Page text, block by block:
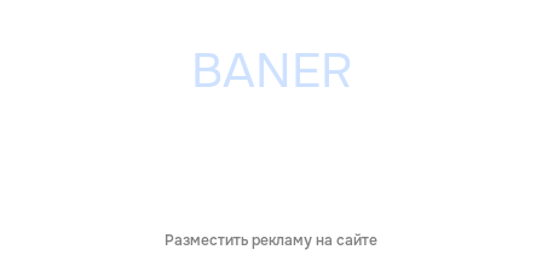
Разместить рекламу на сайте